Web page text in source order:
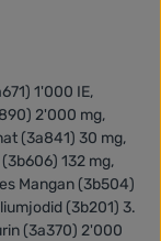
1'000 IE,
2'000 mg,
(3a841) 30 mg,
132 mg,
Mangan (3b504)
(3b201) 3.
(3a370) 2'000